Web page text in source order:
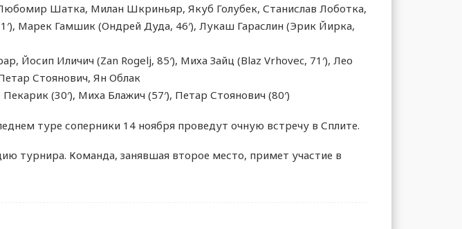
Шатка, Милан Шкриньяр, Якуб Голубек, Станислав Лоботка,
Марек Гамшик (Ондрей Дуда, 46′), Лукаш Гараслин (Эрик Йирка,
Йосип Иличич (Zan Rogelj, 85′), Миха Зайц (Blaz Vrhovec, 71′), Лео
Стоянович, Ян Облак
(30′), Миха Блажич (57′), Петар Стоянович (80′)
туре соперники 14 ноября проведут очную встречу в Сплите.
турнира. Команда, занявшая второе место, примет участие в